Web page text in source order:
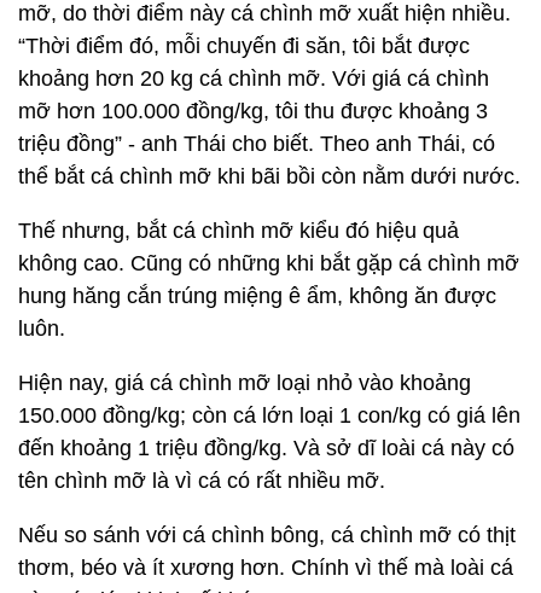
mỡ, do thời điểm này cá chình mỡ xuất hiện nhiều.
“Thời điểm đó, mỗi chuyến đi săn, tôi bắt được
khoảng hơn 20 kg cá chình mỡ. Với giá cá chình
mỡ hơn 100.000 đồng/kg, tôi thu được khoảng 3
triệu đồng” - anh Thái cho biết. Theo anh Thái, có
thể bắt cá chình mỡ khi bãi bồi còn nằm dưới nước.
Thế nhưng, bắt cá chình mỡ kiểu đó hiệu quả
không cao. Cũng có những khi bắt gặp cá chình mỡ
hung hăng cắn trúng miệng ê ẩm, không ăn được
luôn.
Hiện nay, giá cá chình mỡ loại nhỏ vào khoảng
150.000 đồng/kg; còn cá lớn loại 1 con/kg có giá lên
đến khoảng 1 triệu đồng/kg. Và sở dĩ loài cá này có
tên chình mỡ là vì cá có rất nhiều mỡ.
Nếu so sánh với cá chình bông, cá chình mỡ có thịt
thơm, béo và ít xương hơn. Chính vì thế mà loài cá